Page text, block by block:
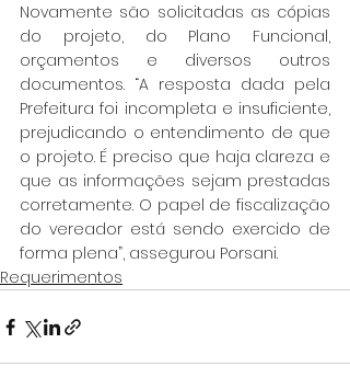
Novamente são solicitadas as cópias
do projeto, do Plano Funcional,
orçamentos e diversos outros
documentos. “A resposta dada pela
Prefeitura foi incompleta e insuficiente,
prejudicando o entendimento de que
o projeto. É preciso que haja clareza e
que as informações sejam prestadas
corretamente. O papel de fiscalização
do vereador está sendo exercido de
forma plena”, assegurou Porsani.
Requerimentos